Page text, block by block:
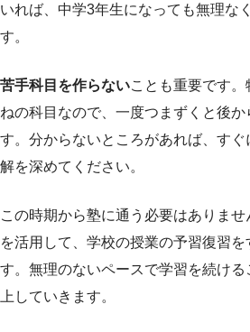
いれば、中学3年生になっても無理な
す。
苦手科目を作らないことも重要です
ねの科目なので、一度つまずくと後
す。分からないところがあれば、す
解を深めてください。
この時期から塾に通う必要はありませ
を活用して、学校の授業の予習復習
す。無理のないペースで学習を続け
上していきます。